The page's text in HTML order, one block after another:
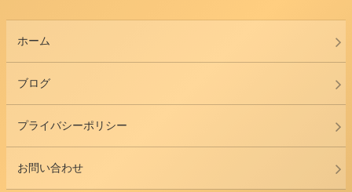
ホーム
ブログ
プライバシーポリシー
お問い合わせ